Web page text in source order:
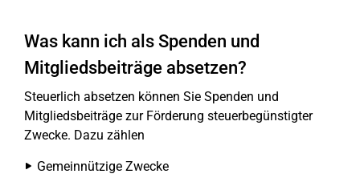
Was kann ich als Spenden und
Mitgliedsbeiträge absetzen?
Steuerlich absetzen können Sie Spenden und
Mitgliedsbeiträge zur Förderung steuerbegünstigter
Zwecke. Dazu zählen
Gemeinnützige Zwecke